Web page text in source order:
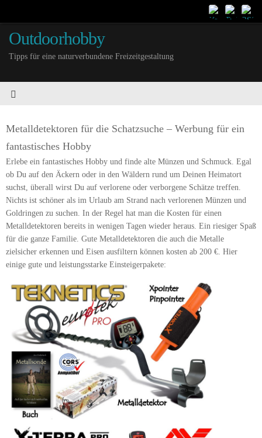
Outdoorhobby
Tipps für eine naturverbundene Freizeitgestaltung
Metalldetektoren für die Schatzsuche – Werbung für ein
fantastisches Hobby
Erlebe ein fantastisches Hobby und finde alte Münzen und Schmuck. Egal
ob Du auf den Äckern oder in den Wäldern rund um Deinen Heimatort
suchst, überall wirst Du auf verlorene oder verborgene Schätze treffen.
Nichts ist schöner als im Urlaub am Strand nach verlorenen Münzen und
Goldringen zu suchen. In der Regel hat man die Kosten für einen
Metalldetektoren bereits in wenigen Tagen wieder heraus. Ein riesiger Spaß
für die ganze Familie. Gute Metalldetektoren die auch die Metalle
zielsicher erkennen und Eisen ausfiltern können kosten ab 200 €. Hier
einige gute und leistungsstarke Einsteigerpakete: